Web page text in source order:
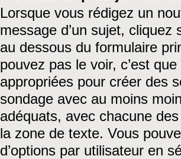
Lorsque vous rédigez un
message d’un sujet, cliquez
au dessous du formulaire
pouvez pas le voir, c’est
appropriées pour créer des
sondage avec au moins
adéquats, avec chacune
la zone de texte. Vous
d’options par utilisateur en